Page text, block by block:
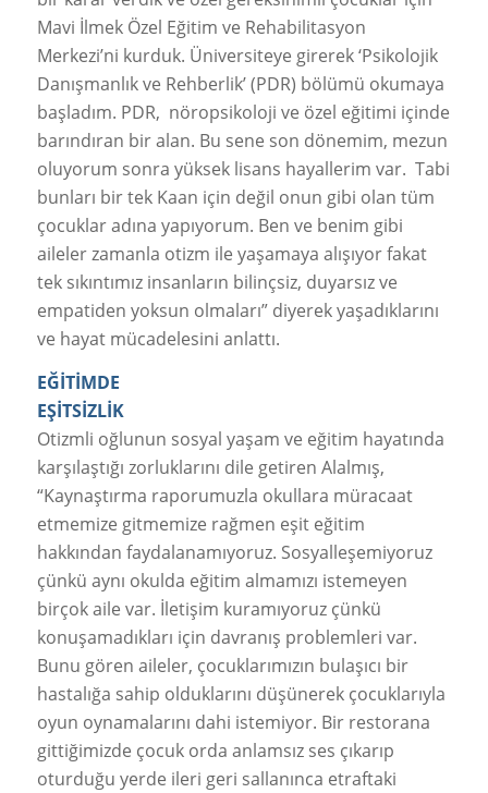
Mavi İlmek Özel Eğitim ve Rehabilitasyon
Merkezi’ni kurduk. Üniversiteye girerek ‘Psikolojik
Danışmanlık ve Rehberlik’ (PDR) bölümü okumaya
başladım. PDR, nöropsikoloji ve özel eğitimi içinde
barındıran bir alan. Bu sene son dönemim, mezun
oluyorum sonra yüksek lisans hayallerim var. Tabi
bunları bir tek Kaan için değil onun gibi olan tüm
çocuklar adına yapıyorum. Ben ve benim gibi
aileler zamanla otizm ile yaşamaya alışıyor fakat
tek sıkıntımız insanların bilinçsiz, duyarsız ve
empatiden yoksun olmaları” diyerek yaşadıklarını
ve hayat mücadelesini anlattı.
EĞİTİMDE
EŞİTSİZLİK
Otizmli oğlunun sosyal yaşam ve eğitim hayatında
karşılaştığı zorluklarını dile getiren Alalmış,
“Kaynaştırma raporumuzla okullara müracaat
etmemize gitmemize rağmen eşit eğitim
hakkından faydalanamıyoruz. Sosyalleşemiyoruz
çünkü aynı okulda eğitim almamızı istemeyen
birçok aile var. İletişim kuramıyoruz çünkü
konuşamadıkları için davranış problemleri var.
Bunu gören aileler, çocuklarımızın bulaşıcı bir
hastalığa sahip olduklarını düşünerek çocuklarıyla
oyun oynamalarını dahi istemiyor. Bir restorana
gittiğimizde çocuk orda anlamsız ses çıkarıp
oturduğu yerde ileri geri sallanınca etraftaki